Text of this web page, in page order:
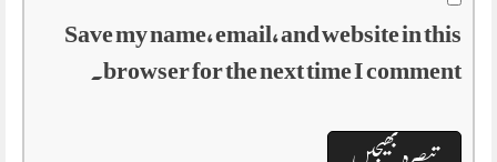
Save my name, email, and website in this
browser for the next time I comment.